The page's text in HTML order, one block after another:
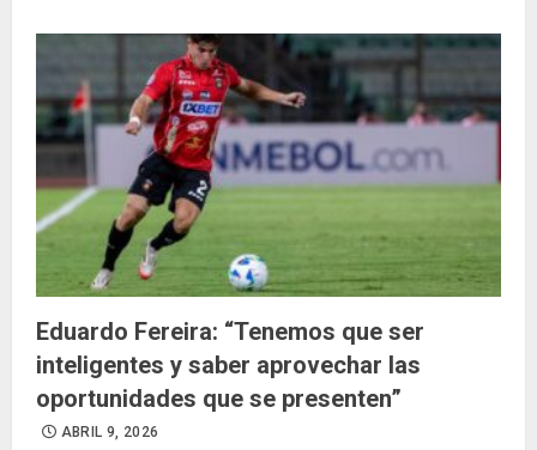
Eduardo Fereira: “Tenemos que ser
inteligentes y saber aprovechar las
oportunidades que se presenten”
ABRIL 9, 2026